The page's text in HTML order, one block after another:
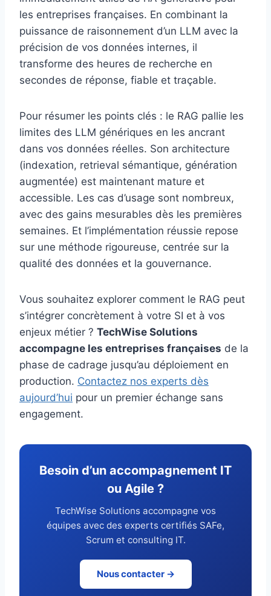
les entreprises françaises. En combinant la
puissance de raisonnement d’un LLM avec la
précision de vos données internes, il
transforme des heures de recherche en
secondes de réponse, fiable et traçable.
Pour résumer les points clés : le RAG pallie les
limites des LLM génériques en les ancrant
dans vos données réelles. Son architecture
(indexation, retrieval sémantique, génération
augmentée) est maintenant mature et
accessible. Les cas d’usage sont nombreux,
avec des gains mesurables dès les premières
semaines. Et l’implémentation réussie repose
sur une méthode rigoureuse, centrée sur la
qualité des données et la gouvernance.
Vous souhaitez explorer comment le RAG peut
s’intégrer concrètement à votre SI et à vos
enjeux métier ? TechWise Solutions
accompagne les entreprises françaises de la
phase de cadrage jusqu’au déploiement en
production. Contactez nos experts dès
aujourd’hui pour un premier échange sans
engagement.
Besoin d’un accompagnement IT
ou Agile ?
TechWise Solutions accompagne vos
équipes avec des experts certifiés SAFe,
Scrum et consulting IT.
Nous contacter →